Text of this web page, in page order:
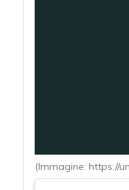
(Immagine: https://